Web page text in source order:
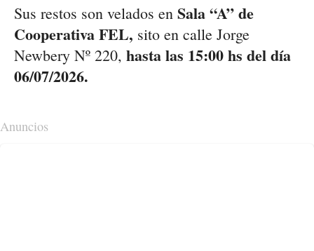
Sus restos son velados en Sala “A” de
Cooperativa FEL, sito en calle Jorge
Newbery Nº 220, hasta las 15:00 hs del día
06/07/2026.
Anuncios